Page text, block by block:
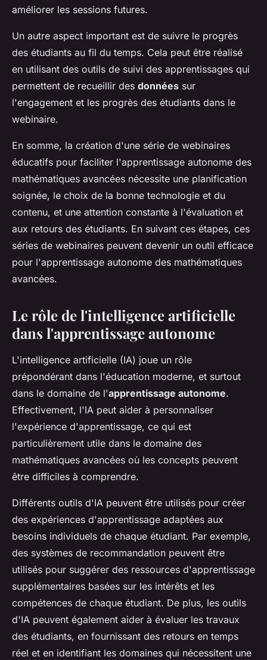
améliorer les sessions futures.
Un autre aspect important est de suivre le progrès
des étudiants au fil du temps. Cela peut être réalisé
en utilisant des outils de suivi des apprentissages qui
permettent de recueillir des données sur
l'engagement et les progrès des étudiants dans le
webinaire.
En somme, la création d'une série de webinaires
éducatifs pour faciliter l'apprentissage autonome des
mathématiques avancées nécessite une planification
soignée, le choix de la bonne technologie et du
contenu, et une attention constante à l'évaluation et
aux retours des étudiants. En suivant ces étapes, ces
séries de webinaires peuvent devenir un outil efficace
pour l'apprentissage autonome des mathématiques
avancées.
Le rôle de l'intelligence artificielle
dans l'apprentissage autonome
L'intelligence artificielle (IA) joue un rôle
prépondérant dans l'éducation moderne, et surtout
dans le domaine de l'apprentissage autonome.
Effectivement, l'IA peut aider à personnaliser
l'expérience d'apprentissage, ce qui est
particulièrement utile dans le domaine des
mathématiques avancées où les concepts peuvent
être difficiles à comprendre.
Différents outils d'IA peuvent être utilisés pour créer
des expériences d'apprentissage adaptées aux
besoins individuels de chaque étudiant. Par exemple,
des systèmes de recommandation peuvent être
utilisés pour suggérer des ressources d'apprentissage
supplémentaires basées sur les intérêts et les
compétences de chaque étudiant. De plus, les outils
d'IA peuvent également aider à évaluer les travaux
des étudiants, en fournissant des retours en temps
réel et en identifiant les domaines qui nécessitent une